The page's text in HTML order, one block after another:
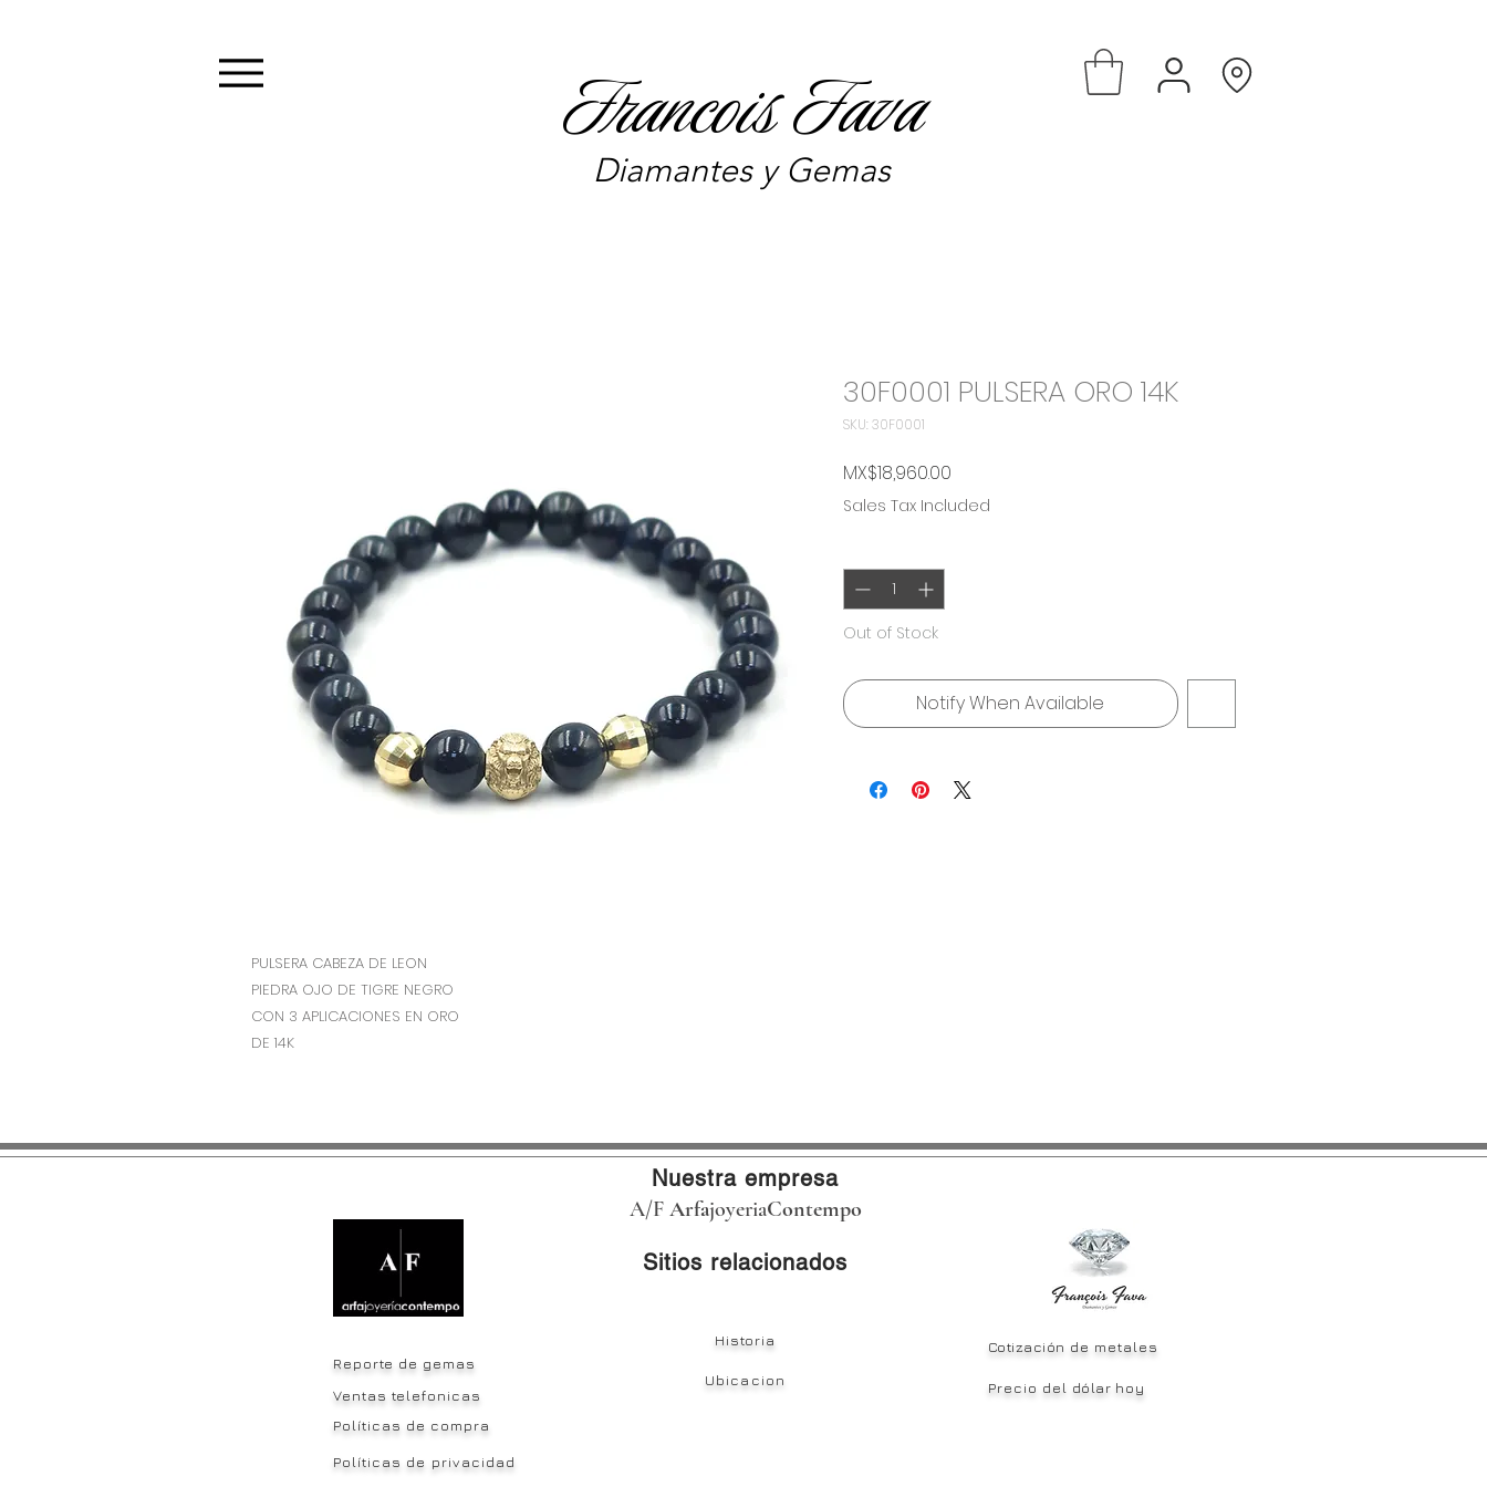
Diamantes y Gemas
Francois Fava
PULSERA CABEZA DE LEON
PIEDRA OJO DE TIGRE NEGRO
CON 3 APLICACIONES EN ORO
DE 14K
30F0001 PULSERA ORO 14K
SKU: 30F0001
MX$18,960.00Price
Sales Tax Included
Out of Stock
Notify When Available
Nuestra empresa
A/F ArfajoyeriaContempo
Sitios relacionados
Historia
Reporte de gemas
Ventas telefonicas
Ubicacion
Cotización de metales
Precio del dólar hoy
Políticas de compra
Políticas de privacidad